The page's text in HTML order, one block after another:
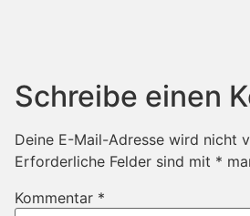
Schreibe einen
Deine E-Mail-Adresse wird nicht
Erforderliche Felder sind mit *
Kommentar *